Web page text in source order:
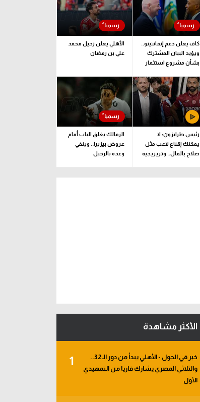
كاف يعلن دعم إنفانتينو..
ويؤيد البيان المشترك
بشأن مشروع استثمار
الأهلي يعلن رحيل محمد
علي بن رمضان
رئيس طرابزون: لا
يمكنك إقناع لاعب مثل
صلاح بالمال.. وتريزيجيه
الزمالك يغلق الباب أمام
عروض بيزيرا.. وينفي
وعده بالرحيل
الأكثر مشاهدة
1
خبر في الجول - الأهلي يبدأ من دور الـ 32..
والثلاثي المصري يشارك قاريا من التمهيدي
الأول